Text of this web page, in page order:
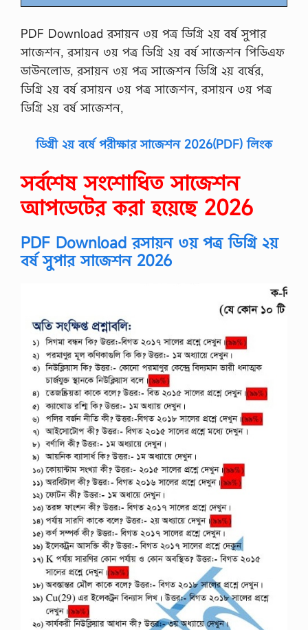
PDF Download রসায়ন ৩য় পত্র ডিগ্রি ২য় বর্ষ সুপার
সাজেশন, রসায়ন ৩য় পত্র ডিগ্রি ২য় বর্ষ সাজেশন পিডিএফ
ডাউনলোড, রসায়ন ৩য় পত্র সাজেশন ডিগ্রি ২য় বর্ষের,
ডিগ্রি ২য় বর্ষ রসায়ন ৩য় পত্র সাজেশন, রসায়ন ৩য় পত্র
ডিগ্রি ২য় বর্ষ সাজেশন,
ডিগ্রী ২য় বর্ষে পরীক্ষার সাজেশন 2026(PDF) লিংক
সর্বশেষ সংশোধিত সাজেশন
আপডেটের করা হয়েছে 2026
PDF Download রসায়ন ৩য় পত্র ডিগ্রি ২য়
বর্ষ সুপার সাজেশন 2026